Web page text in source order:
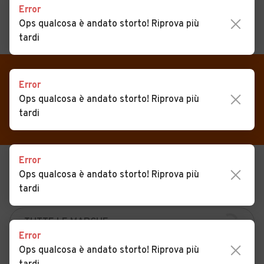
CERCA
Auto usate
Noleggio a lungo termine
Moto
Camper
VENDI
MAGAZINE
ACCEDI
Auto usate in vendita San
USATO
NUOVO
KM 0
Error
Ops qualcosa è andato storto! Riprova più
tardi
Error
Ops qualcosa è andato storto! Riprova più
tardi
Error
Ops qualcosa è andato storto! Riprova più
tardi
Error
Ops qualcosa è andato storto! Riprova più